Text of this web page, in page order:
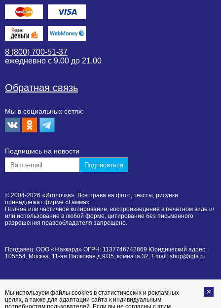
8 (800) 700-51-37
ежедневно с 9.00 до 21.00
Обратная связь
Мы в социальных сетях:
Подпишиcь на новости
© 2004-2026 «Иголочка». Все права на фото, тексты, рисунки
принадлежат фирме «Гамма».
Полное или частичное копирование, воспроизведение в печатном виде и/
или использование в любой форме, цитирование без письменного
разрешения правообладателя запрещено.
Продавец: ООО «Жаккард» ОГРН: 1137746742869 Юридический адрес:
105554, Москва, 11-ая Парковая д.9/35, комната 32. Email: shop@igla.ru
Мы используем файлы cookies в статистических и рекламных
целях, а также для адаптации сайта к индивидуальным